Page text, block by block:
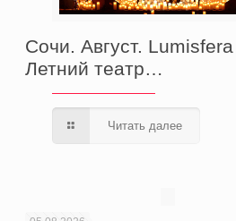
Сочи. Август.
Летний театр…
Читать далее